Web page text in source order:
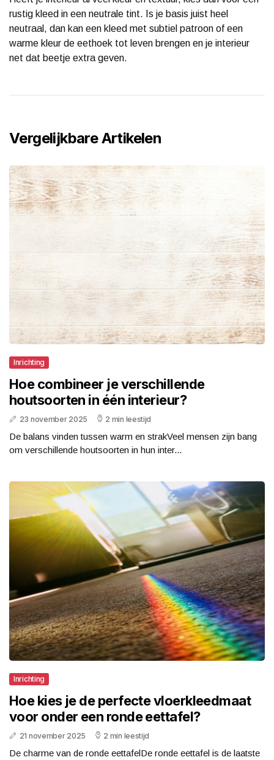
rustig kleed in een neutrale tint. Is je basis juist heel
neutraal, dan kan een kleed met subtiel patroon of een
warme kleur de eethoek tot leven brengen en je interieur
net dat beetje extra geven.
Vergelijkbare Artikelen
Inrichting
Hoe combineer je verschillende
houtsoorten in één interieur?
23 november 2025 2 min leestijd
De balans vinden tussen warm en strakVeel mensen zijn bang
om verschillende houtsoorten in hun inter...
Inrichting
Hoe kies je de perfecte vloerkleedmaat
voor onder een ronde eettafel?
21 november 2025 2 min leestijd
De charme van de ronde eettafelDe ronde eettafel is de laatste